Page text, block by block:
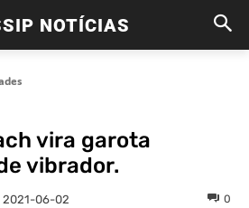
NOTÍCIAS
vira garota
vibrador.
2021-06-02 0